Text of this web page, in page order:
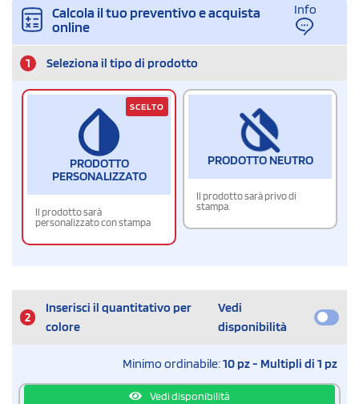
Calcola il tuo preventivo e acquista
online
Info
1 Seleziona il tipo di prodotto
PRODOTTO
PERSONALIZZATO
Il prodotto sarà
personalizzato con stampa
SCELTO
PRODOTTO NEUTRO
Il prodotto sarà privo di
stampa.
2
Inserisci il quantitativo per
colore
Vedi
disponibilità
Minimo ordinabile:10 pz - Multipli di 1 pz
Vedi disponibilità